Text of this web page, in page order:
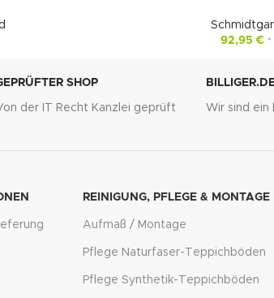
92,95€ *
SHOP
der IT Recht Kanzlei geprüft Wir sind ein
REINIGUNG, PFLEGE & MONTAGE
Aufmaß / Montage
Pflege Naturfaser-Teppichböden
Pflege Synthetik-Teppichböden